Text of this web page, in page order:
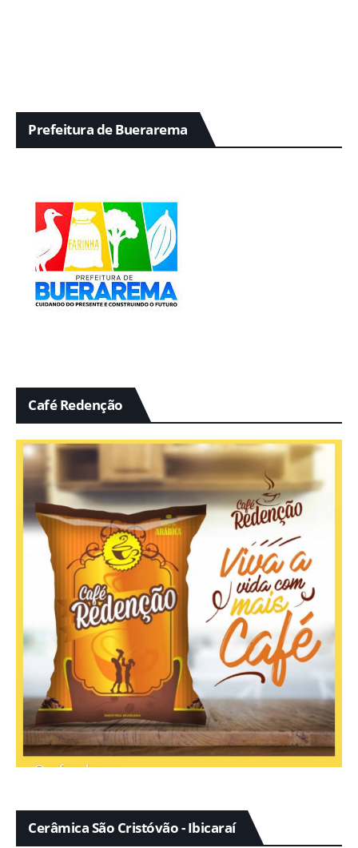
Prefeitura de Buerarema
Café Redenção
Cerâmica São Cristóvão - Ibicaraí